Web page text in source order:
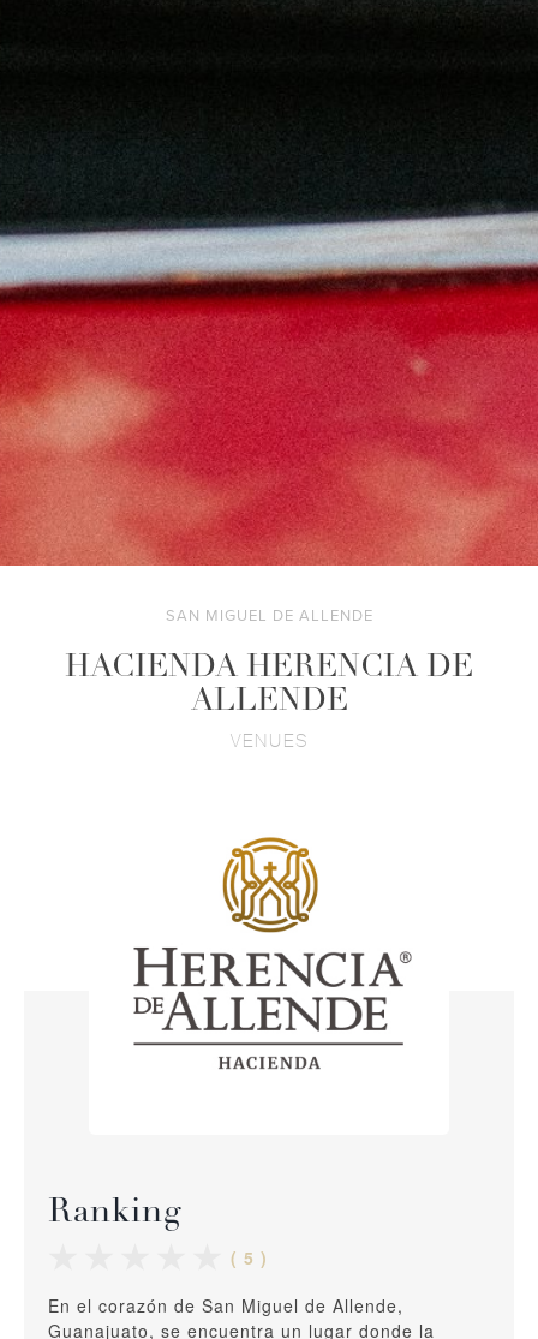
SAN MIGUEL DE ALLENDE
HACIENDA HERENCIA DE
ALLENDE
VENUES
Ranking
( 5 )
En el corazón de San Miguel de Allende,
Guanajuato, se encuentra un lugar donde la